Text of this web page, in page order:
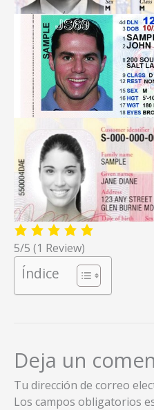
5/5 (1 Review)
Índice
Deja un
Tu dirección de correo
Los campos obligatorios